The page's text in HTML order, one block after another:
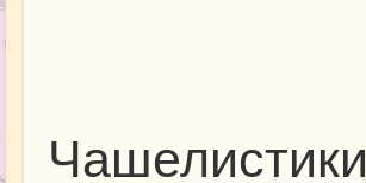
Чашелистики